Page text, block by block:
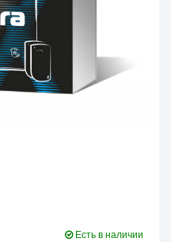
Есть в наличии